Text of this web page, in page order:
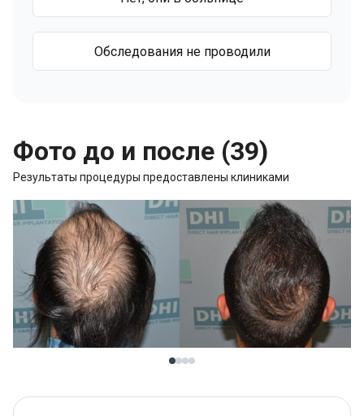
Обследования не проводили
Фото до и после (39)
Результаты процедуры предоставлены клиниками